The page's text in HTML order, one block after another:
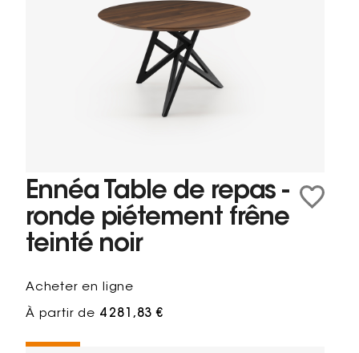
Ennéa Table de repas -
ronde piétement frêne
teinté noir
Acheter en ligne
À partir de 4 281,83 €